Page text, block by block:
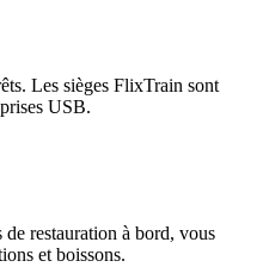
Les sièges FlixTrain sont
USB.
restauration à bord, vous
et boissons.